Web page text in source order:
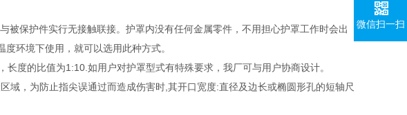
被保护件实行无接触联接。护罩内没有任何金属零件，不用担心护罩工作时会出
环境下使用，就可以选用此种方式。
度的比值为1:10.如用户对护罩型式有特殊要求，我厂可与用户协商设计。
，为防止指尖误通过而造成伤害时,其开口宽度:直径及边长或椭圆形孔的短轴尺
微信扫一扫